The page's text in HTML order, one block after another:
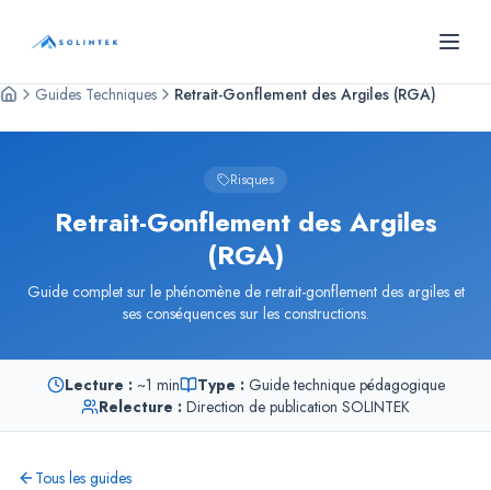
SOLINTEK- Bureau d'études géotechniques
Guides Techniques Retrait-Gonflement des Argiles (RGA)
Risques
Retrait-Gonflement des Argiles
(RGA)
Guide complet sur le phénomène de retrait-gonflement des argiles et
ses conséquences sur les constructions.
Lecture :~1 min Type : Guide technique pédagogique
Relecture : Direction de publication SOLINTEK
Tous les guides